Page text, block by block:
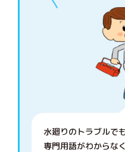
水廻りのトラブルで
専門用語がわからな